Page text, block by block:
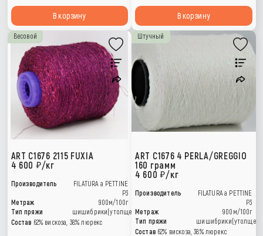
В корзину В корзину
Весовой
ART C1676 2115 FUXIA
4 600
/кг
Производитель
FILATURA a PETTINE
P3
Метраж
900м/100г
Тип пряжи
шишибрики(утолщения)
Состав 62% вискоза, 38% люрекс
Штучный
ART C1676 4 PERLA/GREGGIO
160 грамм
4 600 /кг
Производитель
FILATURA a PETTINE
P3
Метраж
900м/100г
Тип пряжи
Состав 62% вискоза, 38% люрекс